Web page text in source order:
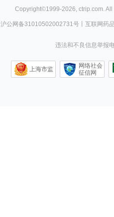
Copyright©1999-2026 ctrip.com .
沪公网备31010502002731号丨 互联网药
违法和不良信息举报
上海市监
网络社会
征信网